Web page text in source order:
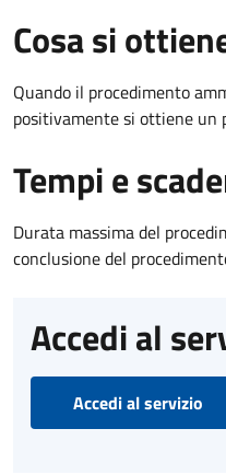
Cosa si
Quando il procedimento
positivamente si ottiene un
Tempi e
Durata massima del
conclusione del
Accedi al
Accedi al servizio